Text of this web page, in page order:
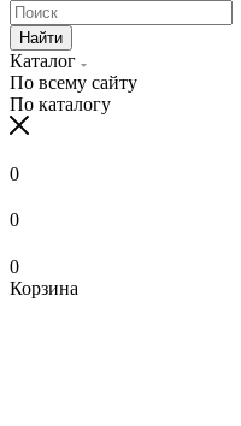
Найти
Каталог
По всему сайту
По каталогу
0
0
0
Корзина